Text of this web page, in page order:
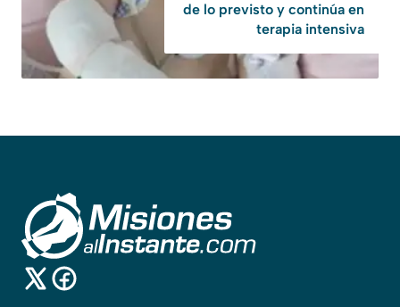
de lo previsto y continúa en
terapia intensiva